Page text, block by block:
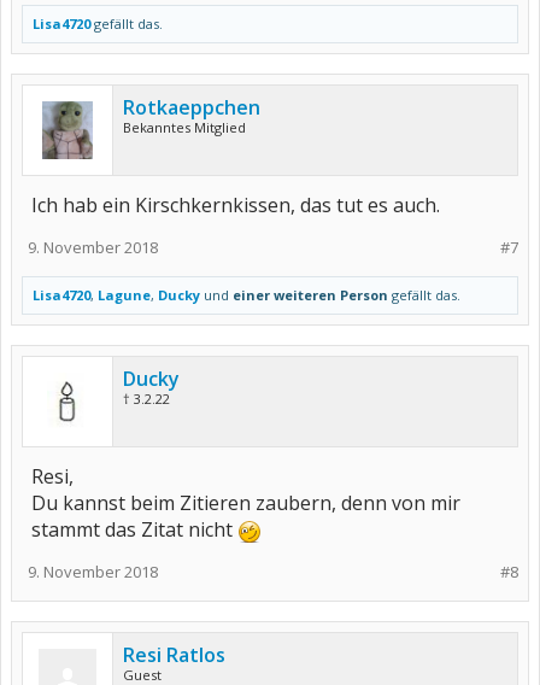
Lisa4720gefällt das.
Rotkaeppchen
Bekanntes Mitglied
Ich hab ein Kirschkernkissen, das tut es auch.
#7
9. November 2018
Lisa4720, Lagune, Ducky und einer weiteren Person gefällt das.
Ducky
† 3.2.22
Resi,
Du kannst beim Zitieren zaubern, denn von mir
stammt das Zitat nicht
#8
9. November 2018
Resi Ratlos
Guest